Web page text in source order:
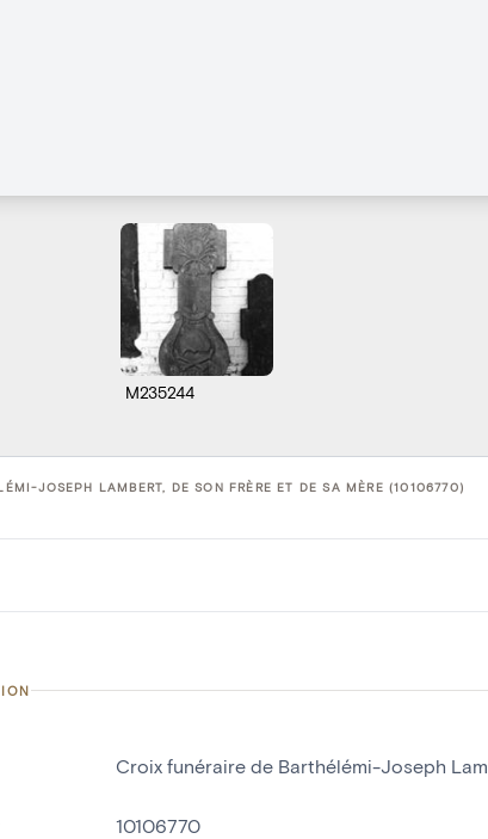
M235244
JOSEPH LAMBERT, DE SON FRÈRE ET DE SA MÈRE (10106770)
Croix funéraire de Barthélémi-Joseph
10106770